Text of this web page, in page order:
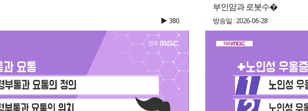
380
부인암과 로봇수�
방송일 : 2026-06-28